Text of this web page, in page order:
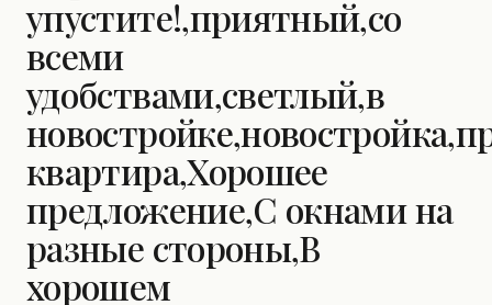
упустите!,приятный,со
всеми
удобствами,светлый,в
квартира,Хорошее
предложение,С окнами на
разные стороны,В
хорошем